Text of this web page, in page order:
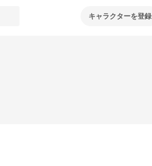
キャラクターを登録